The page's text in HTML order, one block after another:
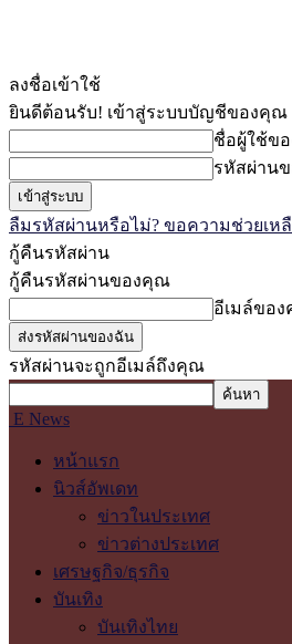
ลงชื่อเข้าใช้
ยินดีต้อนรับ! เข้าสู่ระบบบัญชีของคุณ
ชื่อผู้ใช้ข
รหัสผ่าน
ลืมรหัสผ่านหรือไม่? ขอความช่วยเห
กู้คืนรหัสผ่าน
กู้คืนรหัสผ่านของคุณ
อีเมล์ขอ
รหัสผ่านจะถูกอีเมล์ถึงคุณ
E News
หน้าแรก
นิวส์อัพเดท
ข่าวในประเทศ
ข่าวต่างประเทศ
เศรษฐกิจ/ธุรกิจ
บันเทิง
บันเทิงไทย